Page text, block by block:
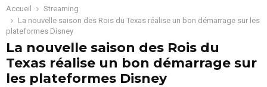
Accueil
Streaming
La nouvelle saison des Rois du Texas réalise un bon démarrage sur les
plateformes Disney
La nouvelle saison des Rois du
Texas réalise un bon démarrage sur
les plateformes Disney